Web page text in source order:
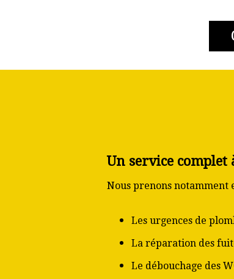
Un service complet
Nous prenons notamment
Les urgences de
La réparation des
Le débouchage des